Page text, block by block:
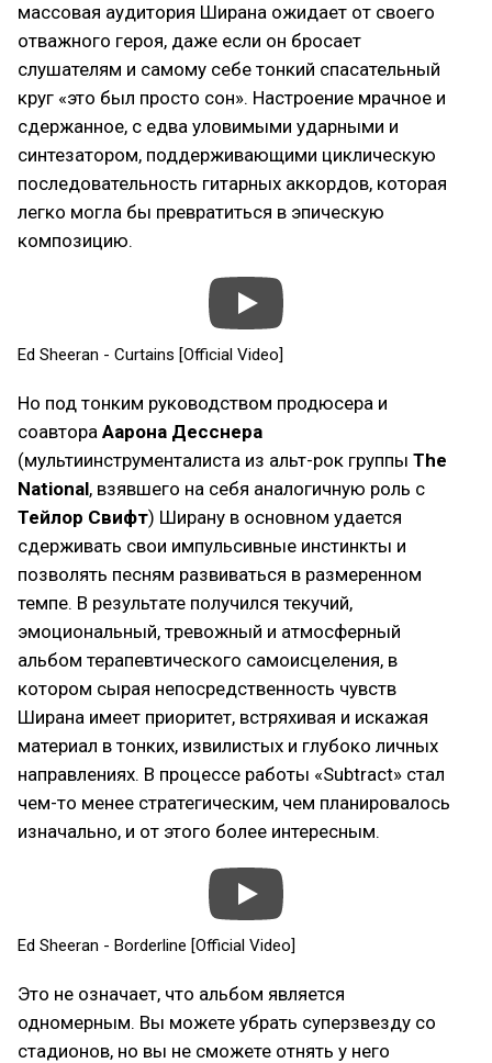
массовая аудитория Ширана ожидает от своего
отважного героя, даже если он бросает
слушателям и самому себе тонкий спасательный
круг «это был просто сон». Настроение мрачное и
сдержанное, с едва уловимыми ударными и
синтезатором, поддерживающими циклическую
последовательность гитарных аккордов, которая
легко могла бы превратиться в эпическую
композицию.
Ed Sheeran - Curtains [Official Video]
Но под тонким руководством продюсера и
соавтора Аарона Десснера
(мультиинструменталиста из альт-рок группы The
National, взявшего на себя аналогичную роль с
Тейлор Свифт) Ширану в основном удается
сдерживать свои импульсивные инстинкты и
позволять песням развиваться в размеренном
темпе. В результате получился текучий,
эмоциональный, тревожный и атмосферный
альбом терапевтического самоисцеления, в
котором сырая непосредственность чувств
Ширана имеет приоритет, встряхивая и искажая
материал в тонких, извилистых и глубоко личных
направлениях. В процессе работы «Subtract» стал
чем-то менее стратегическим, чем планировалось
изначально, и от этого более интересным.
Ed Sheeran - Borderline [Official Video]
Это не означает, что альбом является
одномерным. Вы можете убрать суперзвезду со
стадионов, но вы не сможете отнять у него